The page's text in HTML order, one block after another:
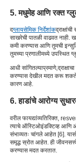
5. मधुमेह आणि रक्त
दग्लायसेमिक निर्देशांक
साखरेची पातळी वाढवत नाही.
कमी करण्यास आणि तुमची
तुमच्या प्रणालीमध्ये उपस्थित
आधी सांगितल्याप्रमाणे,
करण्यास देखील मदत करू शकते.
कारण आहे.
6. हाडांचे आरोग्य
वरील फायद्यांव्यतिरिक्त,
त्याचे ऑस्टिओइंडक्टिव्ह आणि
संभाव्यतः चांगले आहेत [6].
समृद्ध स्रोत आहेत. ही
करण्यास मदत करतात.